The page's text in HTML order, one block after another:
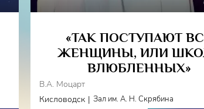
«ТАК ПОСТУПАЮТ
ЖЕНЩИНЫ, ИЛИ
ВЛЮБЛЕННЫХ»
В.А. Моцарт
Кисловодск | Зал им. А. Н. Скрябина